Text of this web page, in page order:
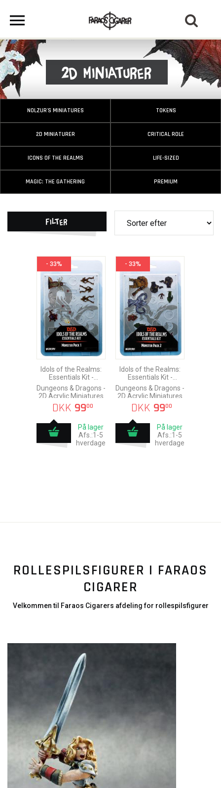
2D Miniaturer
NOLZUR'S MINIATURES TOKENS
2D MINIATURER CRITICAL ROLE
ICONS OF THE REALMS LIFE-SIZED
MAGIC: THE GATHERING PREMIUM
Filter
- 33%
Idols of the Realms:
Essentials Kit -
Monster Pack #1
Dungeons & Dragons -
2D Acrylic Miniatures
DKK 9900
På lager
Afs.:1-5
hverdage
- 33%
Idols of the Realms:
Essentials Kit -
Monster Pack #2
Dungeons & Dragons -
2D Acrylic Miniatures
DKK 9900
På lager
Afs.:1-5
hverdage
ROLLESPILSFIGURER I FARAOS
CIGARER
Velkommen til Faraos Cigarers afdeling for rollespilsfigurer